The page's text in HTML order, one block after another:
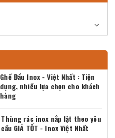
Ghế Đẩu Inox - Việt Nhất : Tiện
dụng, nhiều lựa chọn cho khách
hàng
Thùng rác inox nắp lật theo yêu
cầu GIÁ TỐT - Inox Việt Nhất